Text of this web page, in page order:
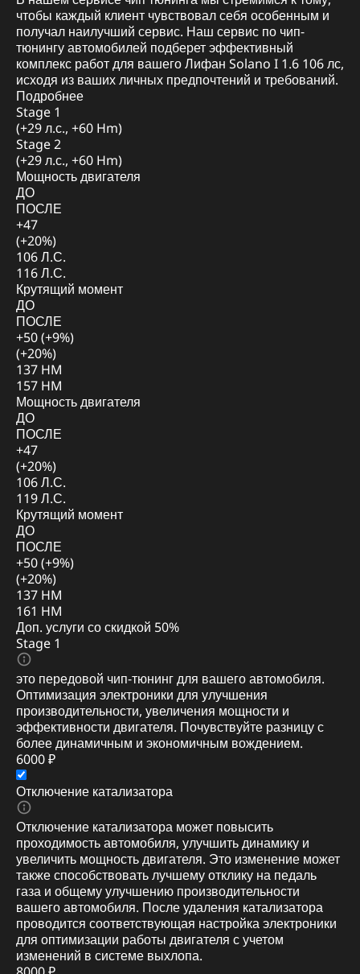
чтобы каждый клиент чувствовал себя особенным и
получал наилучший сервис. Наш сервис по чип-
тюнингу автомобилей подберет эффективный
комплекс работ для вашего Лифан Solano I 1.6 106 лс,
исходя из ваших личных предпочтений и требований.
Подробнее
Stage 1
(+29 л.с., +60 Hm)
Stage 2
(+29 л.с., +60 Hm)
Мощность двигателя
ДО
ПОСЛЕ
+47
(+20%)
106 Л.С.
116 Л.С.
Крутящий момент
ДО
ПОСЛЕ
+50 (+9%)
(+20%)
137 HM
157 HM
Мощность двигателя
ДО
ПОСЛЕ
+47
(+20%)
106 Л.С.
119 Л.С.
Крутящий момент
ДО
ПОСЛЕ
+50 (+9%)
(+20%)
137 HM
161 HM
Доп. услуги со скидкой 50%
Stage 1
это передовой чип-тюнинг для вашего автомобиля.
Оптимизация электроники для улучшения
производительности, увеличения мощности и
эффективности двигателя. Почувствуйте разницу с
более динамичным и экономичным вождением.
6000 ₽
Отключение катализатора
Отключение катализатора может повысить
проходимость автомобиля, улучшить динамику и
увеличить мощность двигателя. Это изменение может
также способствовать лучшему отклику на педаль
газа и общему улучшению производительности
вашего автомобиля. После удаления катализатора
проводится соответствующая настройка электроники
для оптимизации работы двигателя с учетом
изменений в системе выхлопа.